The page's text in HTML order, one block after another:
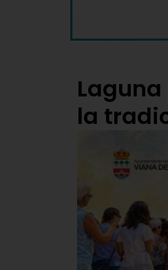
la